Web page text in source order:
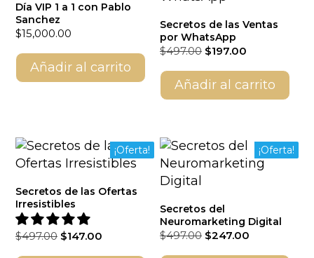
Día VIP 1 a 1 con Pablo
Sanchez
$15,000.00
Añadir al carrito
Secretos de las Ventas
por WhatsApp
$497.00 El
original
$197.00
actual
Añadir al carrito
¡Oferta!
Secretos de las Ofertas
Irresistibles
$497.00 El
$147.00
¡Oferta!
Secretos del
Neuromarketing Digital
$497.00 El
$247.00